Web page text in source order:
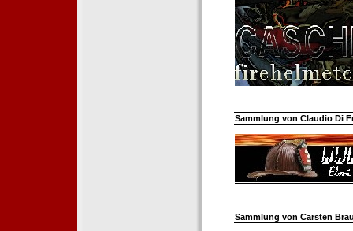
Sammlung von Claudio Di
Sammlung von Carsten